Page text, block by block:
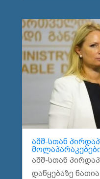
აშშ-სთან
აშშ-სთან
დაწყებაზე